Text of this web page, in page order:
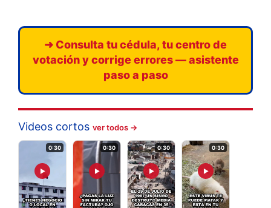
➜ Consulta tu cédula, tu centro de
votación y corrige errores — asistente
paso a paso
Videos cortos ver todos →
▶
0:30
▶
0:30
▶
0:30
▶
0:30